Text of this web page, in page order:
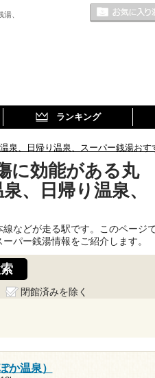
、
ランキング
泉、日帰り温泉、スーパー銭湯おす
に効能がある丸
、日帰り温泉、
などが走る駅です。このページ
パー銭湯情報をご紹介します。
閉館済みを除く
温泉）